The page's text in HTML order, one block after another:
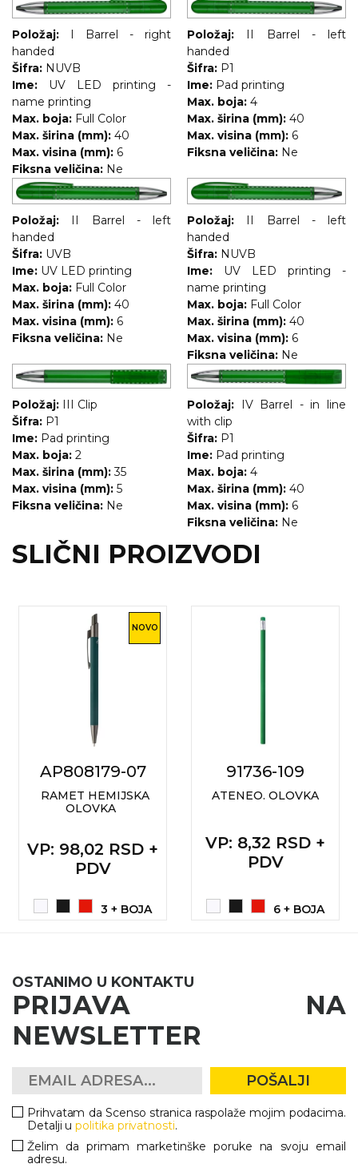
Položaj:
I Barrel - right
handed
Šifra: NUVB
Ime:
UV LED printing -
name printing
Max. boja: Full Color
Max. širina (mm): 40
Max. visina (mm): 6
Fiksna veličina: Ne
Položaj:
II Barrel - left
handed
Šifra: P1
Ime: Pad printing
Max. boja: 4
Max. širina (mm): 40
Max. visina (mm): 6
Fiksna veličina: Ne
Položaj:
II Barrel - left
handed
Šifra: UVB
Ime: UV LED printing
Max. boja: Full Color
Max. širina (mm): 40
Max. visina (mm): 6
Fiksna veličina: Ne
Položaj:
II Barrel - left
handed
Šifra: NUVB
Ime:
UV LED printing -
name printing
Max. boja: Full Color
Max. širina (mm): 40
Max. visina (mm): 6
Fiksna veličina: Ne
Položaj: III Clip
Šifra: P1
Ime: Pad printing
Max. boja: 2
Max. širina (mm): 35
Max. visina (mm): 5
Fiksna veličina: Ne
Položaj:
IV Barrel - in line
with clip
Šifra: P1
Ime: Pad printing
Max. boja: 4
Max. širina (mm): 40
Max. visina (mm): 6
Fiksna veličina: Ne
SLIČNI PROIZVODI
NOVO
AP808179-07
RAMET HEMIJSKA
OLOVKA
VP: 98,02 RSD +
PDV
3 + BOJA
91736-109
ATENEO. OLOVKA
VP: 8,32 RSD +
PDV
6 + BOJA
OSTANIMO U KONTAKTU
PRIJAVA NA
NEWSLETTER
POŠALJI
Prihvatam da Scenso stranica raspolaže mojim podacima.
Detalji upolitika privatnosti.
Želim da primam marketinške poruke na svoju email
adresu.